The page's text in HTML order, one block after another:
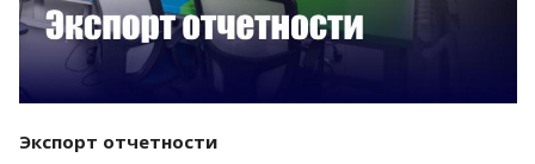
Экспорт отчетности